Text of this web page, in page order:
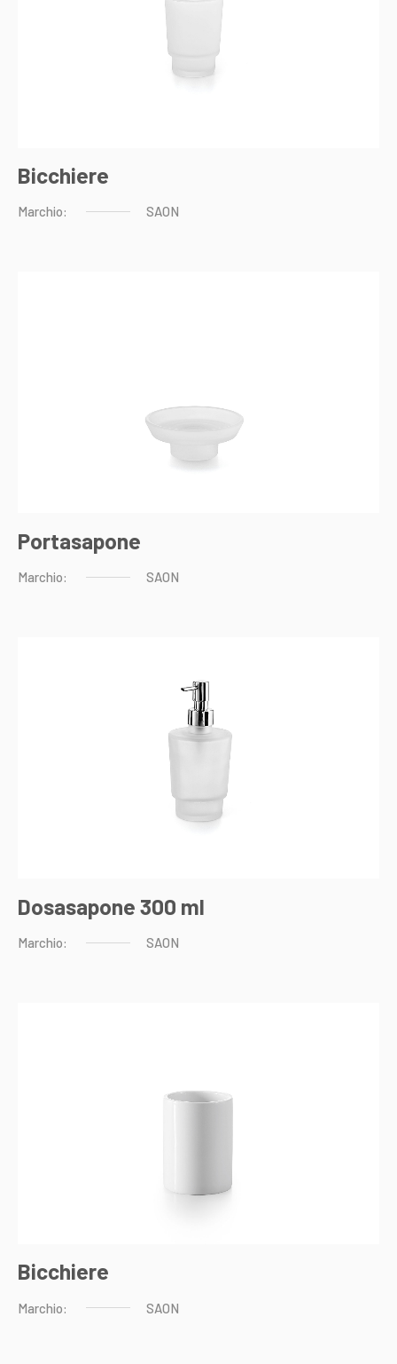
Bicchiere
Marchio: SAON
Portasapone
Marchio: SAON
Dosasapone 300 ml
Marchio: SAON
Bicchiere
Marchio: SAON